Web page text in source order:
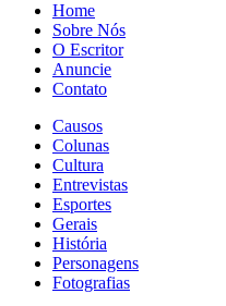
Home
Sobre Nós
O Escritor
Anuncie
Contato
Causos
Colunas
Cultura
Entrevistas
Esportes
Gerais
História
Personagens
Fotografias